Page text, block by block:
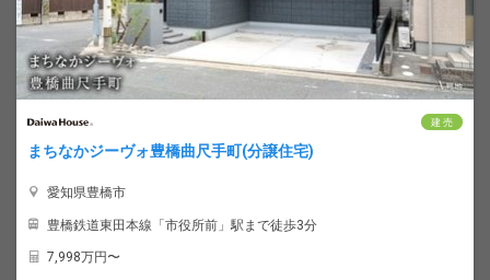
建 売
まちなかジーヴォ豊橋曲尺手町(分譲住宅)
愛知県豊橋市
豊橋鉄道東田本線「市役所前」駅まで徒歩3分
7,998万円〜